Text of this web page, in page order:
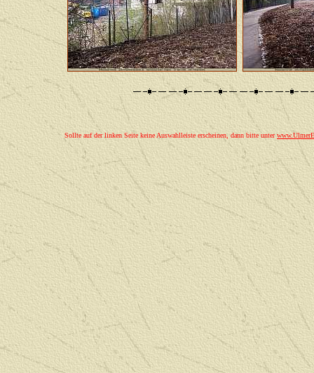
Sollte auf der linken Seite keine Auswahlleiste erscheinen, dann bitte unter